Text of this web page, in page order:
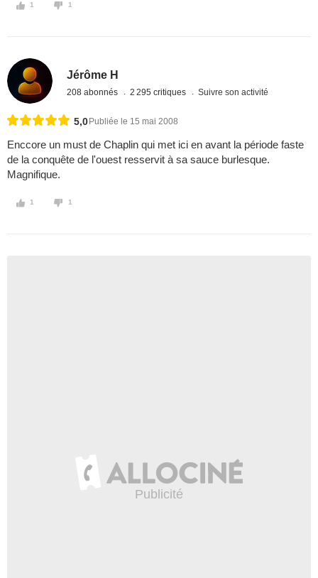
1 1
Jérôme H
208 abonnés 2 295 critiques Suivre son activité
5,0 Publiée le 15 mai 2008
Enccore un must de Chaplin qui met ici en avant la période faste
de la conquête de l'ouest resservit à sa sauce burlesque.
Magnifique.
1 1